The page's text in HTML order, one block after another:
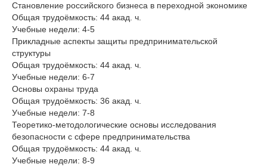
Становление российского бизнеса в переходной экономике
Общая трудоёмкость: 44 акад. ч.
Учебные недели: 4-5
Прикладные аспекты защиты предпринимательской
структуры
Общая трудоёмкость: 44 акад. ч.
Учебные недели: 6-7
Основы охраны труда
Общая трудоёмкость: 36 акад. ч.
Учебные недели: 7-8
Теоретико-методологические основы исследования
безопасности с сфере предпринимательства
Общая трудоёмкость: 44 акад. ч.
Учебные недели: 8-9